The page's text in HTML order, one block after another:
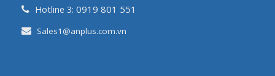
Hotline 3: 0919 801 551
Sales1@anplus.com.vn